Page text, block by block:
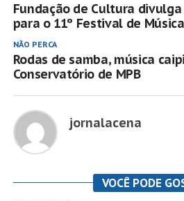
Fundação de Cultura
para o 11º Festival de Música
NÃO PERCA
Rodas de samba, música
Conservatório de MPB
jornalacena
VOCÊ PODE